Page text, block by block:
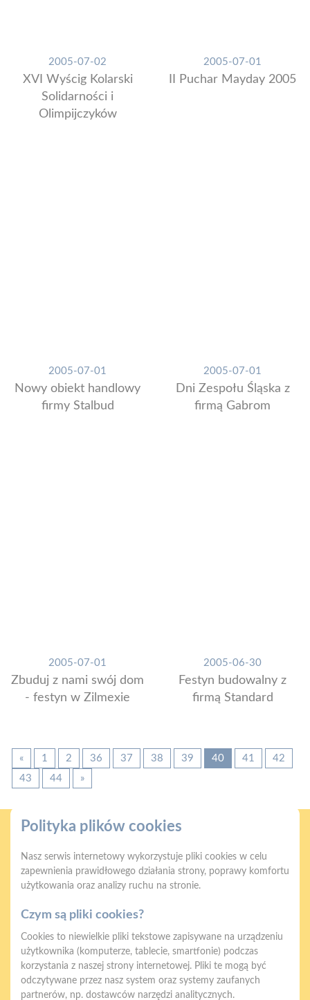
2005-07-02
XVI Wyścig Kolarski
Solidarności i
Olimpijczyków
2005-07-01
II Puchar Mayday 2005
2005-07-01
Nowy obiekt handlowy
firmy Stalbud
2005-07-01
Dni Zespołu Śląska z
firmą Gabrom
2005-07-01
Zbuduj z nami swój dom
- festyn w Zilmexie
2005-06-30
Festyn budowalny z
firmą Standard
« 1 2 36 37 38 39 40 41
42
43
44 »
naszych produktów
Oferujemy zakupy Zakupy
Polityka plików cookies
Nasz serwis internetowy wykorzystuje pliki cookies w celu
zapewnienia prawidłowego działania strony, poprawy komfortu
użytkowania oraz analizy ruchu na stronie.
Czym są pliki cookies?
Cookies to niewielkie pliki tekstowe zapisywane na urządzeniu
użytkownika (komputerze, tablecie, smartfonie) podczas
korzystania z naszej strony internetowej. Pliki te mogą być
odczytywane przez nasz system oraz systemy zaufanych
partnerów, np. dostawców narzędzi analitycznych.